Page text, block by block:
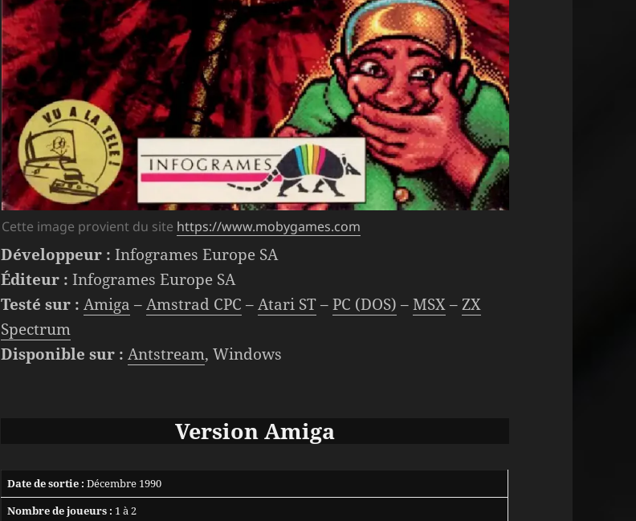
Cette image provient du site https://www.mobygames.com
Développeur : Infogrames Europe SA
Éditeur : Infogrames Europe SA
Testé sur : Amiga –Amstrad CPC –Atari ST–PC (DOS) –MSX–ZX
Spectrum
Disponible sur : Antstream, Windows
Version Amiga
Date de sortie : Décembre 1990
Nombre de joueurs : 1 à 2